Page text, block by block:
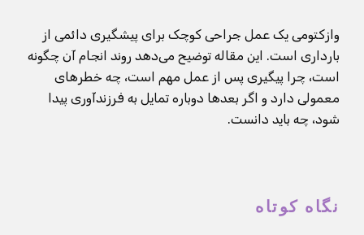
وازکتومی یک عمل جراحی کوچک برای پیشگیری دائمی از
بارداری است. این مقاله توضیح می‌دهد روند انجام آن چگونه
است، چرا پیگیری پس از عمل مهم است، چه خطرهای
معمولی دارد و اگر بعدها دوباره تمایل به فرزندآوری پیدا
شود، چه باید دانست.
نگاه کوتاه